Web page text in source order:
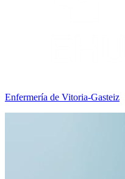
Enfermería de Vitoria-Gasteiz